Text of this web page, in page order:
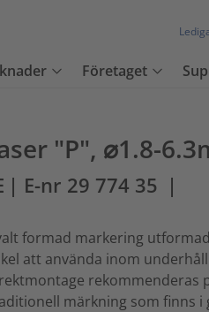
Företaget
"P", ⌀1.8-
| E-nr 29 774 35 |
formad markering
att använda inom
rekommenderas
märkning som finns i